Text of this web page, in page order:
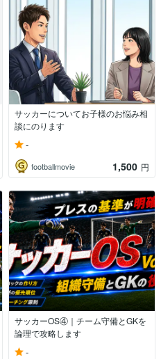
サッカーについてお子様のお悩み相
談にのります
-
footballmovie 1,500 円
サッカーOS④｜チーム守備とGKを
論理で攻略します
-